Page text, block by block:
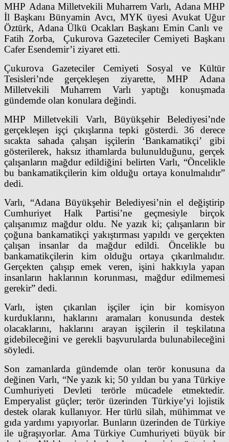
MHP Adana Milletvekili Muharrem Varlı, Adana MHP
İl Başkanı Bünyamin Avcı, MYK üyesi Avukat Uğur
Öztürk, Adana Ülkü Ocakları Başkanı Emin Canlı ve
Fatih Zorba, Çukurova Gazeteciler Cemiyeti Başkanı
Cafer Esendemir’i ziyaret etti.
Çukurova Gazeteciler Cemiyeti Sosyal ve Kültür
Tesisleri’nde gerçekleşen ziyarette, MHP Adana
Milletvekili Muharrem Varlı yaptığı konuşmada
gündemde olan konulara değindi.
MHP Milletvekili Varlı, Büyükşehir Belediyesi’nde
gerçekleşen işçi çıkışlarına tepki gösterdi. 36 derece
sıcakta sahada çalışan işçilerin ‘Bankamatikçi’ gibi
gösterilerek, haksız ithamlarda bulunulduğunu, gerçek
çalışanların mağdur edildiğini belirten Varlı, “Öncelikle
bu bankamatikçilerin kim olduğu ortaya konulmalıdır”
dedi.
Varlı, “Adana Büyükşehir Belediyesi’nin el değiştirip
Cumhuriyet Halk Partisi’ne geçmesiyle birçok
çalışanımız mağdur oldu. Ne yazık ki; çalışanların bir
çoğuna bankamatikçi yakıştırması yapıldı ve gerçekten
çalışan insanlar da mağdur edildi. Öncelikle bu
bankamatikçilerin kim olduğu ortaya çıkarılmalıdır.
Gerçekten çalışıp emek veren, işini hakkıyla yapan
insanların haklarının korunması, mağdur edilmemesi
gerekir” dedi.
Varlı, işten çıkarılan işçiler için bir komisyon
kurduklarını, haklarını aramaları konusunda destek
olacaklarını, haklarını arayan işçilerin il teşkilatına
gidebileceğini ve gerekli başvurularda bulunabileceğini
söyledi.
Son zamanlarda gündemde olan terör konusuna da
değinen Varlı, “Ne yazık ki; 50 yıldan bu yana Türkiye
Cumhuriyeti Devleti terörle mücadele etmektedir.
Emperyalist güçler; terör üzerinden Türkiye’yi lojistik
destek olarak kullanıyor. Her türlü silah, mühimmat ve
gıda yardımı yapıyorlar. Bunların üzerinden de Türkiye
ile uğraşıyorlar. Ama Türkiye Cumhuriyeti büyük bir